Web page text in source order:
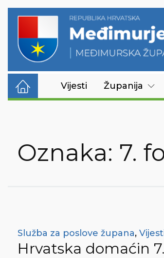
Vijesti Županija
Oznaka: 7.
Služba za poslove župana,
Hrvatska domaćin